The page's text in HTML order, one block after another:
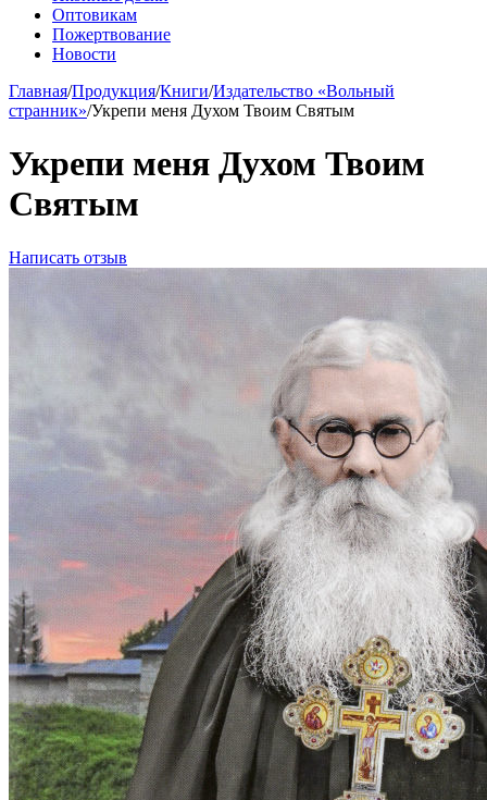
Оптовикам
Пожертвование
Новости
Главная/Продукция/Книги/Издательство «Вольный
странник»/Укрепи меня Духом Твоим Святым
Укрепи меня Духом Твоим
Святым
Написать отзыв